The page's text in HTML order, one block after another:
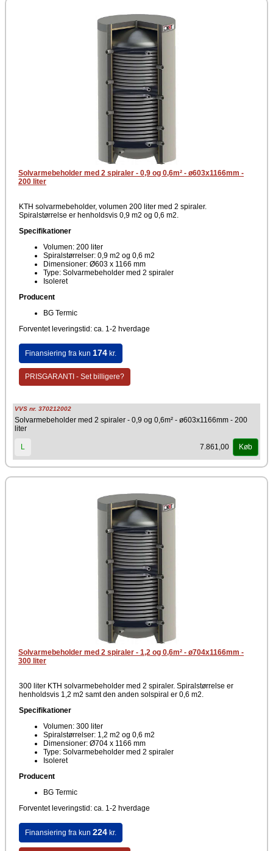
Kontakt support for spørgsmål vedrørende elvarmelegeme.
Solvarmebeholder med 2 spiraler - 0,9 og 0,6m² - ø603x1166mm -
200 liter
KTH solvarmebeholder, volumen 200 liter med 2 spiraler.
Spiralstørrelse er henholdsvis 0,9 m2 og 0,6 m2.
Specifikationer
Volumen: 200 liter
Spiralstørrelser: 0,9 m2 og 0,6 m2
Dimensioner: Ø603 x 1166 mm
Type: Solvarmebeholder med 2 spiraler
Isoleret
Producent
BG Termic
Forventet leveringstid: ca. 1-2 hverdage
Finansiering fra kun 174kr.
PRISGARANTI - Set billigere?
VVS nr. 370212002
Solvarmebeholder med 2 spiraler - 0,9 og 0,6m² - ø603x1166mm - 200
liter
L 7.861,00 Køb
Solvarmebeholder med 2 spiraler - 1,2 og 0,6m² - ø704x1166mm -
300 liter
300 liter KTH solvarmebeholder med 2 spiraler. Spiralstørrelse er
henholdsvis 1,2 m2 samt den anden solspiral er 0,6 m2.
Specifikationer
Volumen: 300 liter
Spiralstørrelser: 1,2 m2 og 0,6 m2
Dimensioner: Ø704 x 1166 mm
Type: Solvarmebeholder med 2 spiraler
Isoleret
Producent
BG Termic
Forventet leveringstid: ca. 1-2 hverdage
Finansiering fra kun 224kr.